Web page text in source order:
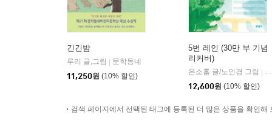
긴긴밤
루리 글,그림
문학동네
11,250원 (10% 할인)
5번 레인 (30만 부 기념
리커버)
은소홀 글/노인경 그림
12,600원 (10% 할인)
검색 페이지에서 선택된 태그에 등록된 더 많은 상품을 확인해